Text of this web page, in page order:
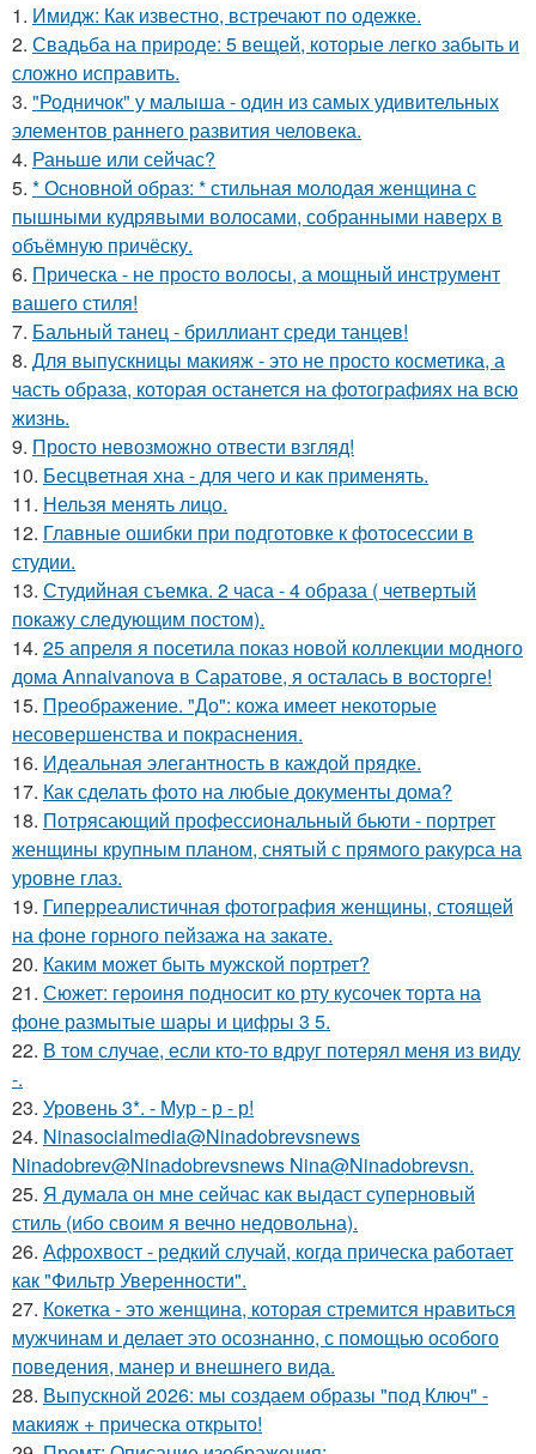
1. Имидж: Как известно, встречают по одежке.
2. Свадьба на природе: 5 вещей, которые легко забыть и
сложно исправить.
3. "Родничок" у малыша - один из самых удивительных
элементов раннего развития человека.
4. Раньше или сейчас?
5. * Основной образ: * стильная молодая женщина с
пышными кудрявыми волосами, собранными наверх в
объёмную причёску.
6. Прическа - не просто волосы, а мощный инструмент
вашего стиля!
7. Бальный танец - бриллиант среди танцев!
8. Для выпускницы макияж - это не просто косметика, а
часть образа, которая останется на фотографиях на всю
жизнь.
9. Просто невозможно отвести взгляд!
10. Бесцветная хна - для чего и как применять.
11. Нельзя менять лицо.
12. Главные ошибки при подготовке к фотосессии в
студии.
13. Студийная съемка. 2 часа - 4 образа ( четвертый
покажу следующим постом).
14. 25 апреля я посетила показ новой коллекции модного
дома Annaivanova в Саратове, я осталась в восторге!
15. Преображение. "До": кожа имеет некоторые
несовершенства и покраснения.
16. Идеальная элегантность в каждой прядке.
17. Как сделать фото на любые документы дома?
18. Потрясающий профессиональный бьюти - портрет
женщины крупным планом, снятый с прямого ракурса на
уровне глаз.
19. Гиперреалистичная фотография женщины, стоящей
на фоне горного пейзажа на закате.
20. Каким может быть мужской портрет?
21. Сюжет: героиня подносит ко рту кусочек торта на
фоне размытые шары и цифры 3 5.
22. В том случае, если кто-то вдруг потерял меня из виду
-.
23. Уровень 3*. - Мур - р - р!
24. Ninasocialmedia@Ninadobrevsnews
Ninadobrev@Ninadobrevsnews Nina@Ninadobrevsn.
25. Я думала он мне сейчас как выдаст суперновый
стиль (ибо своим я вечно недовольна).
26. Афрохвост - редкий случай, когда прическа работает
как "Фильтр Уверенности".
27. Кокетка - это женщина, которая стремится нравиться
мужчинам и делает это осознанно, с помощью особого
поведения, манер и внешнего вида.
28. Выпускной 2026: мы создаем образы "под Ключ" -
макияж + прическа открыто!